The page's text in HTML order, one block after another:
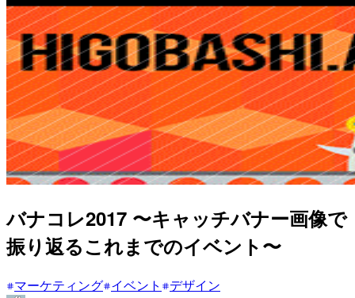
バナコレ2017 〜キャッチバナー画像で
振り返るこれまでのイベント〜
マーケティング イベント
デザイン